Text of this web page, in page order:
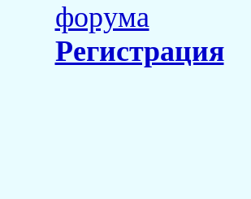
форума
Регистрация